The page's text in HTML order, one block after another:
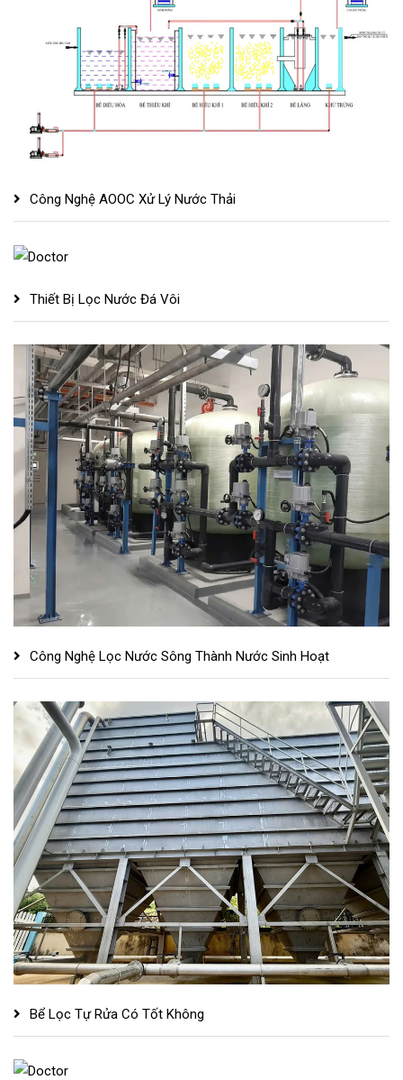
Công Nghệ AOOC Xử Lý Nước Thải
Thiết Bị Lọc Nước Đá Vôi
Công Nghệ Lọc Nước Sông Thành Nước Sinh Hoạt
Bể Lọc Tự Rửa Có Tốt Không